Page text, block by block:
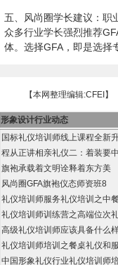
五、风尚圈学长建议：职
众多行业学长强烈推荐
体。选择GFA，即是选择
【本网整理编辑:CFEI】
形象设计行业动态
国标礼仪培训师线上课程全新
程从正讲相亲礼仪二：着装要中
旗袍承载着文明诠释着东方美
风尚圈GFA旗袍仪态师资班8
礼仪培训师服务礼仪培训之中
礼仪培训师训练营之高端位次
高级礼仪培训师应该具备什么
礼仪培训师培训之餐桌礼仪和服
中国形象礼仪行业礼仪培训师